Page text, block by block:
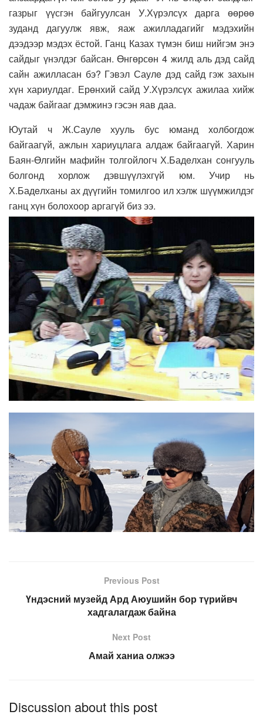
газрыг үүсгэн байгуулсан У.Хүрэлсүх дарга өөрөө
зуданд дагуулж явж, яаж ажилладагийг мэдэхийн
дээдээр мэдэх ёстой. Ганц Казах түмэн биш нийгэм энэ
сайдыг үнэлдэг байсан. Өнгөрсөн 4 жилд аль дэд сайд
сайн ажилласан бэ? Гэвэл Саулe дэд сайд гэж захын
хүн хариулдаг. Ерөнхий сайд У.Хүрэлсүх ажилаа хийж
чадаж байгааг дэмжинэ гэсэн яав даа.
Юутай ч Ж.Саулe хууль бус юманд холбогдож
байгаагүй, ажлын хариуцлага алдаж байгаагүй. Харин
Баян-Өлгийн мафийн толгойлогч Х.Бадeлхан сонгууль
болгонд хорлож дэвшүүлэхгүй юм. Учир нь
Х.Бадeлханы ах дүүгийн томилгоо ил хэлж шүүмжилдэг
ганц хүн болохоор аргагүй биз ээ.
Previous Post
Үндэсний музейд Ард Аюушийн бор түрийвч
хадгалагдаж байна
Next Post
Амай ханиа олжээ
Discussion about this post